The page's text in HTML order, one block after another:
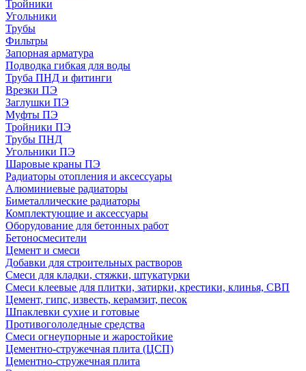
Тройники
Угольники
Трубы
Фильтры
Запорная арматура
Подводка гибкая для воды
Труба ПНД и фитинги
Врезки ПЭ
Заглушки ПЭ
Муфты ПЭ
Тройники ПЭ
Трубы ПНД
Угольники ПЭ
Шаровые краны ПЭ
Радиаторы отопления и аксессуары
Алюминиевые радиаторы
Биметаллические радиаторы
Комплектующие и аксессуары
Оборудование для бетонных работ
Бетоносмесители
Цемент и смеси
Добавки для строительных растворов
Смеси для кладки, стяжки, штукатурки
Смеси клеевые для плитки, затирки, крестики, клинья, СВП
Цемент, гипс, известь, керамзит, песок
Шпаклевки сухие и готовые
Противогололедные средства
Смеси огнеупорные и жаростойкие
Цементно-стружечная плита (ЦСП)
Цементно-стружечная плита